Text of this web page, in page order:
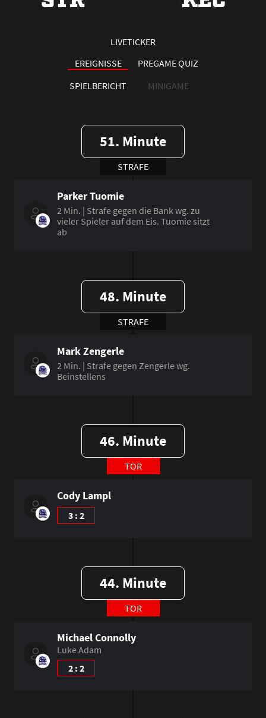
LIVETICKER
EREIGNISSE
PREGAME QUIZ
SPIELBERICHT
MINIGAME
51. Minute
STRAFE
Parker Tuomie
2 Min. | Strafe gegen die Bank wg. zu
vieler Spieler auf dem Eis. Tuomie sitzt
ab
48. Minute
STRAFE
Mark Zengerle
2 Min. | Strafe gegen Zengerle wg.
Beinstellens
46. Minute
TOR
Cody Lampl
3 : 2
44. Minute
TOR
Michael Connolly
Luke Adam
2 : 2